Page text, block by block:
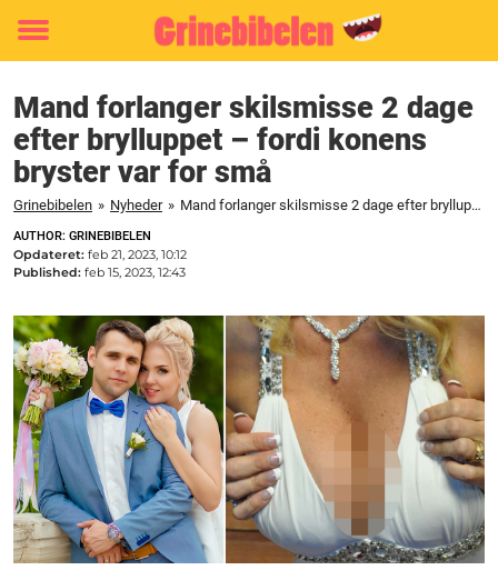
Toggle
Mand forlanger skilsmisse 2 dage
efter brylluppet – fordi konens
bryster var for små
Grinebibelen » Nyheder » Mand forlanger skilsmisse 2 dage efter brylluppet - fordi konens bryster var for små
AUTHOR: GRINEBIBELEN
Opdateret: feb 21, 2023, 10:12
Published: feb 15, 2023, 12:43